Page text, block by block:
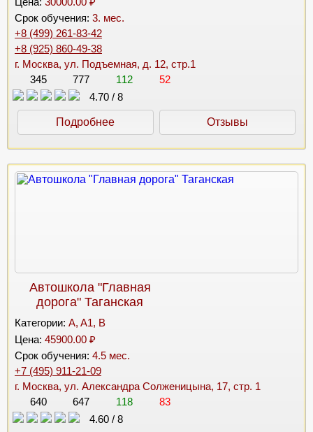
Срок обучения: 3. мес.
+8 (499) 261-83-42
+8 (925) 860-49-38
г. Москва, ул. Подъемная, д. 12, стр.1
345
777 112
52
4.70 / 8
Подробнее Отзывы
Автошкола "Главная
дорога" Таганская
Категории: A, A1, B
Цена: 45900.00 ₽
Срок обучения: 4.5 мес.
+7 (495) 911-21-09
г. Москва, ул. Александра Солженицына, 17, стр. 1
640
647 118
83
4.60 / 8